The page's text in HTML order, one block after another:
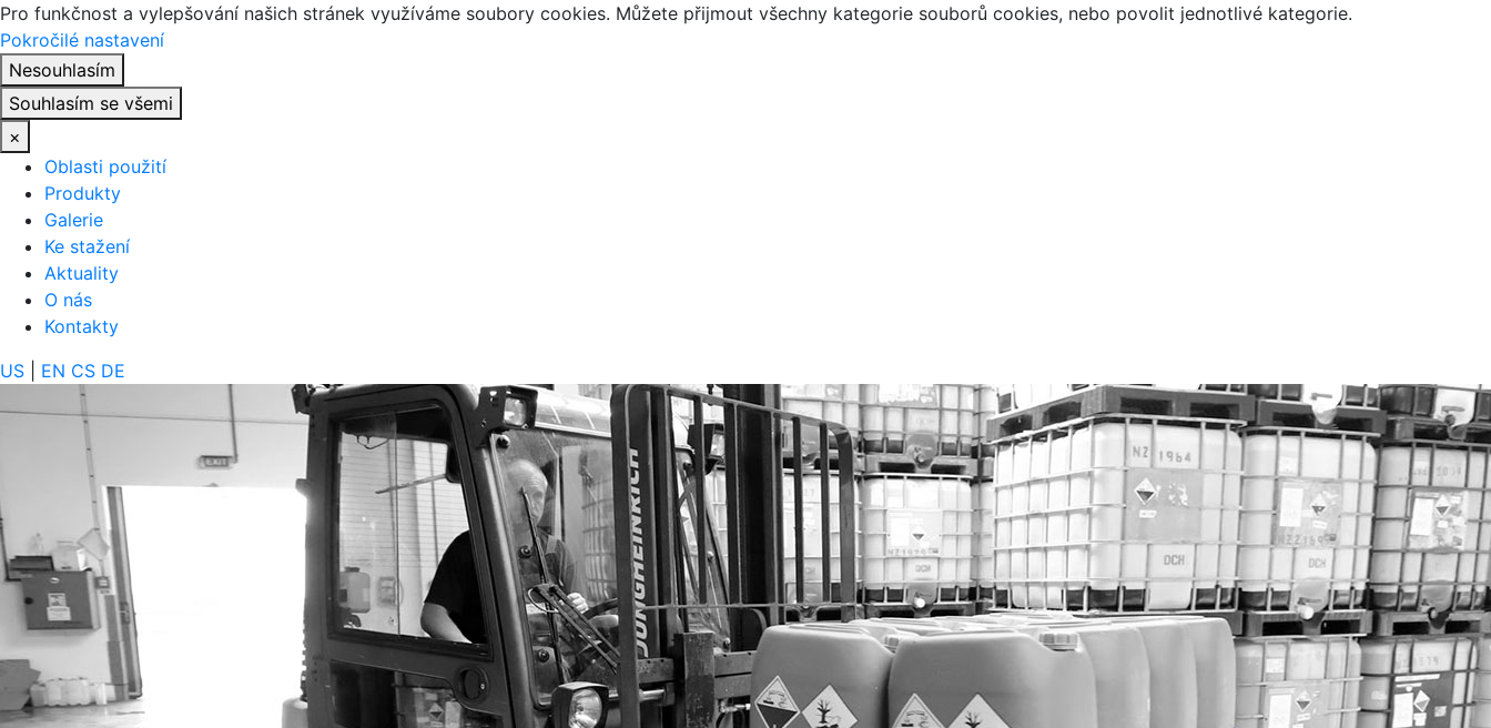
Pro funkčnost a vylepšování našich stránek využíváme soubory cookies. Můžete přijmout všechny kategorie souborů cookies, nebo povolit jednotlivé kategorie.
Pokročilé nastavení
Nesouhlasím
Souhlasím se všemi
×
Oblasti použití
Produkty
Galerie
Ke stažení
Aktuality
O nás
Kontakty
US
EN CS DE